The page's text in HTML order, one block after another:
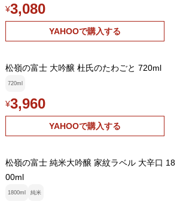
¥3,080
YAHOOで購入する
松嶺の富士 大吟醸 杜氏のたわごと 720ml
720ml
¥3,960
YAHOOで購入する
松嶺の富士 純米大吟醸 家紋ラベル 大辛口 18
00ml
1800ml 純米